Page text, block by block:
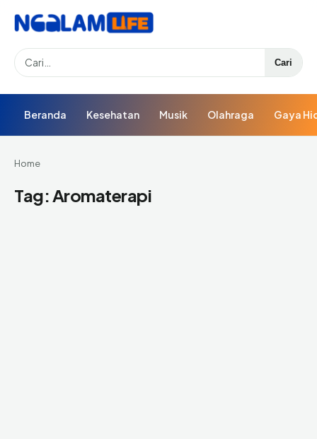
Search Cari
Beranda Kesehatan Musik Olahraga Gaya
Home
Tag:Aromaterapi